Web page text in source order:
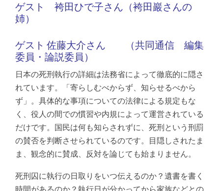
ゲスト 袴田ひで子さん（袴田巖さんの
姉）
ゲスト 佐藤大介さん （共同通信 編集
委員・論説委員）
日本の死刑執行の詳細は法務省によって徹底的に隠さ
れています。「寄らしむべからず、知らせるべから
ず」。具体的な事項についての法律による規定もな
く、役人の間での慣習や内規によって運営されている
だけです。国民は何も知らされずに、死刑という刑罰
の賛否を判断させられているのです。目隠しされたま
ま、観念的に賛成、反対を論じても始まりません。
死刑囚に執行の日取りをいつ伝えるのか？遺書を書く
時間があるのか？執行日が分かってから家族などとの